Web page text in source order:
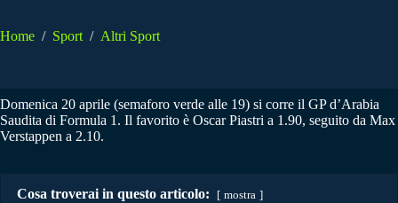
Home / Sport / Altri Sport
Domenica 20 aprile (semaforo verde alle 19) si corre il GP d’Arabia
Saudita di Formula 1. Il favorito è Oscar Piastri a 1.90, seguito da Max
Verstappen a 2.10.
Cosa troverai in questo articolo: mostra